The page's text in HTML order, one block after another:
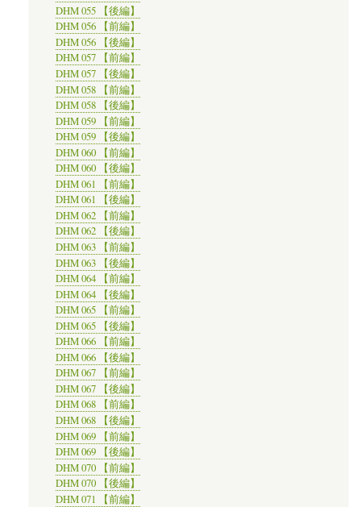
DHM 055 【後編】
DHM 056 【前編】
DHM 056 【後編】
DHM 057 【前編】
DHM 057 【後編】
DHM 058 【前編】
DHM 058 【後編】
DHM 059 【前編】
DHM 059 【後編】
DHM 060 【前編】
DHM 060 【後編】
DHM 061 【前編】
DHM 061 【後編】
DHM 062 【前編】
DHM 062 【後編】
DHM 063 【前編】
DHM 063 【後編】
DHM 064 【前編】
DHM 064 【後編】
DHM 065 【前編】
DHM 065 【後編】
DHM 066 【前編】
DHM 066 【後編】
DHM 067 【前編】
DHM 067 【後編】
DHM 068 【前編】
DHM 068 【後編】
DHM 069 【前編】
DHM 069 【後編】
DHM 070 【前編】
DHM 070 【後編】
DHM 071 【前編】